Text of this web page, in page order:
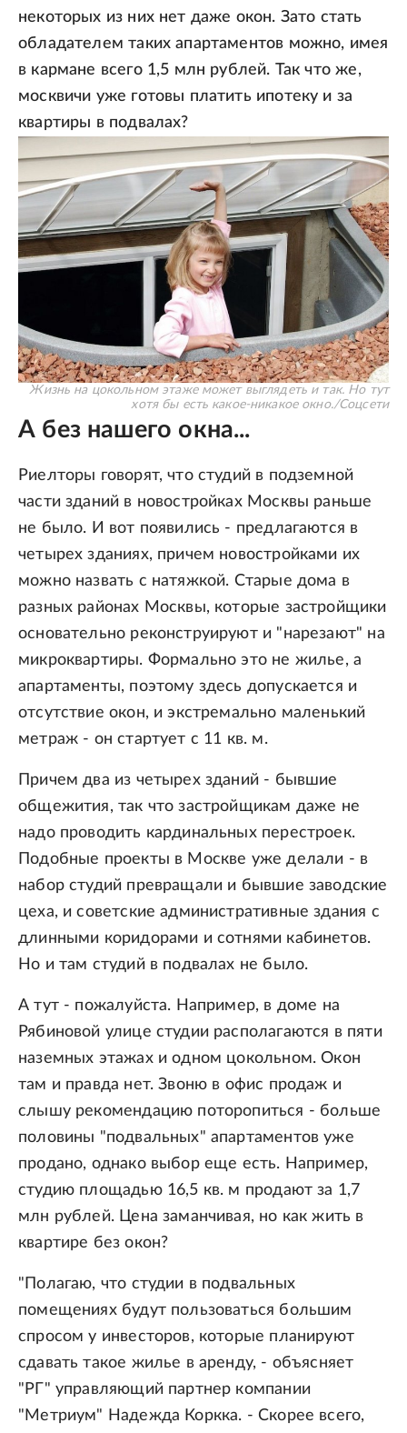
некоторых из них нет даже окон. Зато стать
обладателем таких апартаментов можно, имея
в кармане всего 1,5 млн рублей. Так что же,
москвичи уже готовы платить ипотеку и за
квартиры в подвалах?
Жизнь на цокольном этаже может выглядеть и так. Но тут
хотя бы есть какое-никакое окно./Соцсети
А без нашего окна...
Риелторы говорят, что студий в подземной
части зданий в новостройках Москвы раньше
не было. И вот появились - предлагаются в
четырех зданиях, причем новостройками их
можно назвать с натяжкой. Старые дома в
разных районах Москвы, которые застройщики
основательно реконструируют и "нарезают" на
микроквартиры. Формально это не жилье, а
апартаменты, поэтому здесь допускается и
отсутствие окон, и экстремально маленький
метраж - он стартует с 11 кв. м.
Причем два из четырех зданий - бывшие
общежития, так что застройщикам даже не
надо проводить кардинальных перестроек.
Подобные проекты в Москве уже делали - в
набор студий превращали и бывшие заводские
цеха, и советские административные здания с
длинными коридорами и сотнями кабинетов.
Но и там студий в подвалах не было.
А тут - пожалуйста. Например, в доме на
Рябиновой улице студии располагаются в пяти
наземных этажах и одном цокольном. Окон
там и правда нет. Звоню в офис продаж и
слышу рекомендацию поторопиться - больше
половины "подвальных" апартаментов уже
продано, однако выбор еще есть. Например,
студию площадью 16,5 кв. м продают за 1,7
млн рублей. Цена заманчивая, но как жить в
квартире без окон?
"Полагаю, что студии в подвальных
помещениях будут пользоваться большим
спросом у инвесторов, которые планируют
сдавать такое жилье в аренду, - объясняет
"РГ" управляющий партнер компании
"Метриум" Надежда Коркка. - Скорее всего,